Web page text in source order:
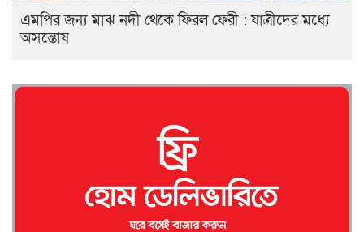
এমপির জন্য মাঝ নদী থেকে ফিরল ফেরী : যাত্রীদের মধ্যে
অসন্তোষ